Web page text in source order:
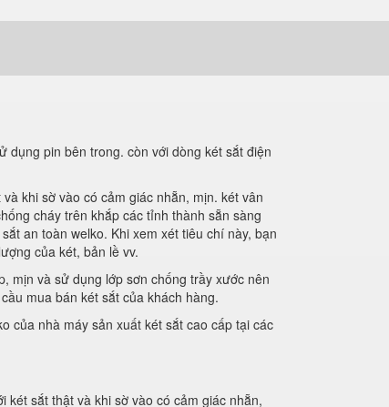
dụng pin bên trong. còn với dòng két sắt điện
khi sờ vào có cảm giác nhẵn, mịn. két vân
cháy trên khắp các tỉnh thành sẵn sàng
an toàn welko. Khi xem xét tiêu chí này, bạn
của két, bản lề vv.
mịn và sử dụng lớp sơn chống trầy xước nên
mua bán két sắt của khách hàng.
của nhà máy sản xuất két sắt cao cấp tại các
sắt thật và khi sờ vào có cảm giác nhẵn,